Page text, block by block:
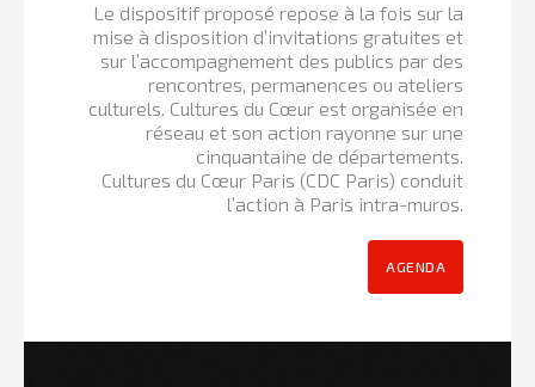
Le dispositif proposé repose à la fois sur la
mise à disposition d’invitations gratuites et
sur l’accompagnement des publics par des
rencontres, permanences ou ateliers
culturels. Cultures du Cœur est organisée en
réseau et son action rayonne sur une
cinquantaine de départements.
Cultures du Cœur Paris (CDC Paris) conduit
l’action à Paris intra-muros.
AGENDA